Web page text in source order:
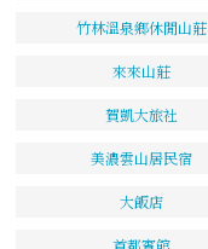
竹林溫泉鄉休閒山莊
來來山莊
賀凱大旅社
美濃雲山居民宿
大飯店
首都賓館